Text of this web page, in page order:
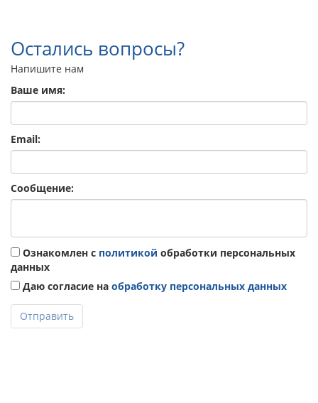
Остались вопросы?
Напишите нам
Ваше имя:
Email:
Сообщение:
Ознакомлен с политикой обработки персональных
данных
Даю согласие на обработку персональных данных
Отправить